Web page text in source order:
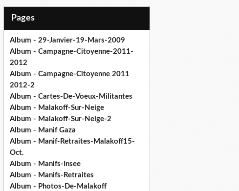
Pages
Album - 29-Janvier-19-Mars-2009
Album - Campagne-Citoyenne-2011-
2012
Album - Campagne-Citoyenne 2011
2012-2
Album - Cartes-De-Voeux-Militantes
Album - Malakoff-Sur-Neige
Album - Malakoff-Sur-Neige-2
Album - Manif Gaza
Album - Manif-Retraites-Malakoff15-
Oct.
Album - Manifs-Insee
Album - Manifs-Retraites
Album - Photos-De-Malakoff